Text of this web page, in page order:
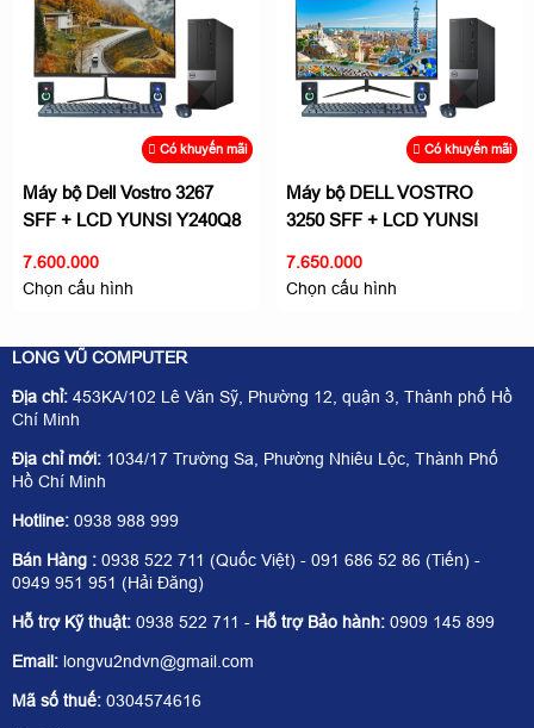
Có khuyến mãi
Máy bộ Dell Vostro 3267
SFF + LCD YUNSI Y240Q8
hạn
7.600.000
Chọn cấu hình
Có khuyến mãi
Máy bộ DELL VOSTRO
3250 SFF + LCD YUNSI
trí
7.650.000
Chọn cấu hình
LONG VŨ COMPUTER
Địa chỉ: 453KA/102 Lê Văn Sỹ, Phường 12, quận 3, Thành phố Hồ
Chí Minh
Địa chỉ mới: 1034/17 Trường Sa, Phường Nhiêu Lộc, Thành Phố
Hồ Chí Minh
Hotline: 0938 988 999
Bán Hàng : 0938 522 711 (Quốc Việt) - 091 686 52 86 (Tiến) -
0949 951 951 (Hải Đăng)
Hỗ trợ Kỹ thuật: 0938 522 711 - Hỗ trợ Bảo hành: 0909 145 899
Email: longvu2ndvn@gmail.com
Mã số thuế: 0304574616